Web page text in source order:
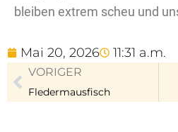
bleiben extrem scheu und
Mai 20, 2026 11:31 a.m.
VORIGER
Fledermausfisch